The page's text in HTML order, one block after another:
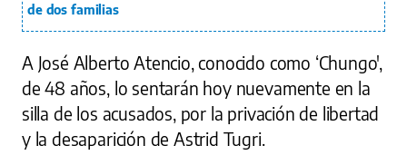
de dos familias
A José Alberto Atencio, conocido como ‘Chungo',
de 48 años, lo sentarán hoy nuevamente en la
silla de los acusados, por la privación de libertad
y la desaparición de Astrid Tugri.